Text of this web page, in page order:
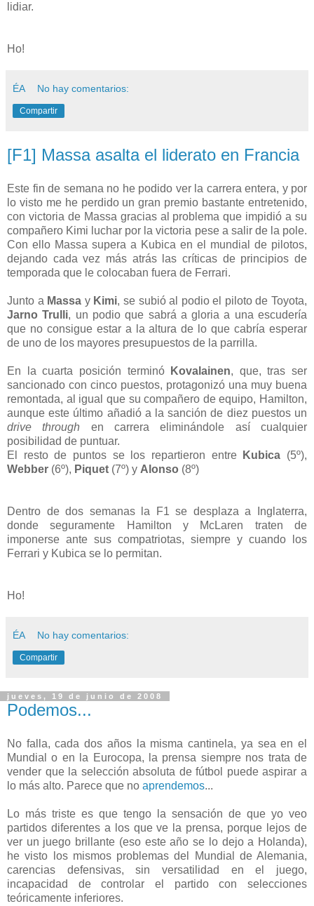
lidiar.
Ho!
ÉA No hay comentarios:
Compartir
[F1] Massa asalta el liderato en Francia
Este fin de semana no he podido ver la carrera entera, y por
lo visto me he perdido un gran premio bastante entretenido,
con victoria de Massa gracias al problema que impidió a su
compañero Kimi luchar por la victoria pese a salir de la pole.
Con ello Massa supera a Kubica en el mundial de pilotos,
dejando cada vez más atrás las críticas de principios de
temporada que le colocaban fuera de Ferrari.
Junto a Massa y Kimi, se subió al podio el piloto de Toyota,
Jarno Trulli, un podio que sabrá a gloria a una escudería
que no consigue estar a la altura de lo que cabría esperar
de uno de los mayores presupuestos de la parrilla.
En la cuarta posición terminó Kovalainen, que, tras ser
sancionado con cinco puestos, protagonizó una muy buena
remontada, al igual que su compañero de equipo, Hamilton,
aunque este último añadió a la sanción de diez puestos un
drive through en carrera eliminándole así cualquier
posibilidad de puntuar.
El resto de puntos se los repartieron entre
Kubica (5º),
Webber (6º), Piquet (7º) y Alonso (8º)
Dentro de dos semanas la F1 se desplaza a Inglaterra,
donde seguramente Hamilton y McLaren traten de
imponerse ante sus compatriotas, siempre y cuando los
Ferrari y Kubica se lo permitan.
Ho!
ÉA No hay comentarios:
Compartir
jueves, 19 de junio de 2008
Podemos...
No falla, cada dos años la misma cantinela, ya sea en el
Mundial o en la Eurocopa, la prensa siempre nos trata de
vender que la selección absoluta de fútbol puede aspirar a
lo más alto. Parece que no aprendemos...
Lo más triste es que tengo la sensación de que yo veo
partidos diferentes a los que ve la prensa, porque lejos de
ver un juego brillante (eso este año se lo dejo a Holanda),
he visto los mismos problemas del Mundial de Alemania,
carencias defensivas, sin versatilidad en el juego,
incapacidad de controlar el partido con selecciones
teóricamente inferiores.